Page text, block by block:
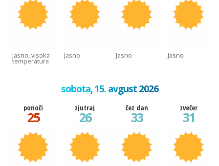
Jasno, visoka
temperatura
Jasno Jasno Jasno
sobota, 15. avgust 2026
ponoči
25
zjutraj
26
čez dan
33
zvečer
31